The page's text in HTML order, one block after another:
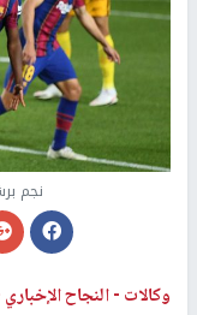
نجم
وكالات -النجاح